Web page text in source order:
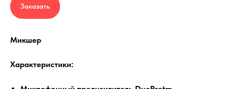
Заказать
Микшер
Характеристики: